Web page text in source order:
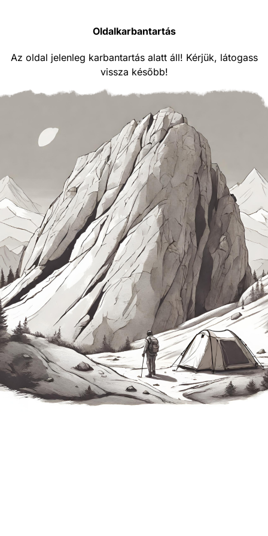
Oldalkarbantartás
Az oldal jelenleg karbantartás alatt áll! Kérjük, látogass
vissza később!